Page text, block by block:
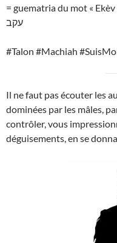
= guematria du mot « Ekèv
עקב
#Talon #Machiah
Il ne faut pas écouter les
dominées par les mâles,
contrôler, vous
déguisements, en se